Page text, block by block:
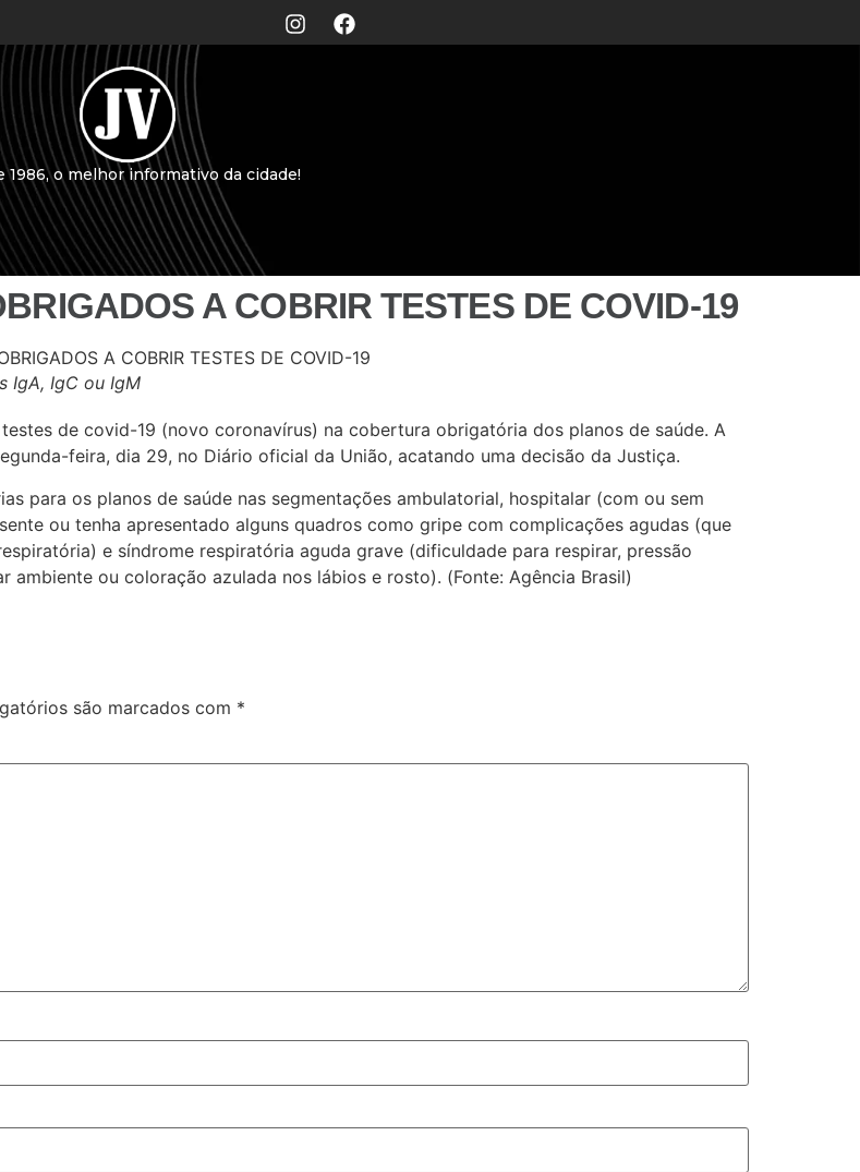
1986, o melhor informativo da cidade!
A COBRIR TESTES DE COVID-19
IgA, IgC ou IgM
de covid-19 (novo coronavírus) na cobertura obrigatória dos planos de saúde. A
feira, dia 29, no Diário oficial da União, acatando uma decisão da Justiça.
para os planos de saúde nas segmentações ambulatorial, hospitalar (com ou sem
ou tenha apresentado alguns quadros como gripe com complicações agudas (que
e síndrome respiratória aguda grave (dificuldade para respirar, pressão
ou coloração azulada nos lábios e rosto). (Fonte: Agência Brasil)
são marcados com *